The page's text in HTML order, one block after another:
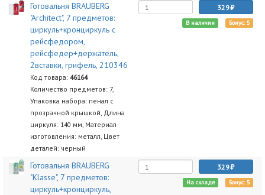
Готовальня BRAUBERG
"Architect", 7 предметов:
циркуль+кронциркуль с
рейсфедором,
рейсфедер+держатель,
2вставки, грифель, 210346
Код товара: 46164
Количество предметов: 7,
Упаковка набора: пенал с
прозрачной крышкой, Длина
циркуля: 140 мм, Материал
изготовления: металл, Цвет
деталей: черный
329
В наличии Бонус: 5
Готовальня BRAUBERG
"Klasse", 7 предметов:
циркуль+кронциркуль,
329
На складе Бонус: 5